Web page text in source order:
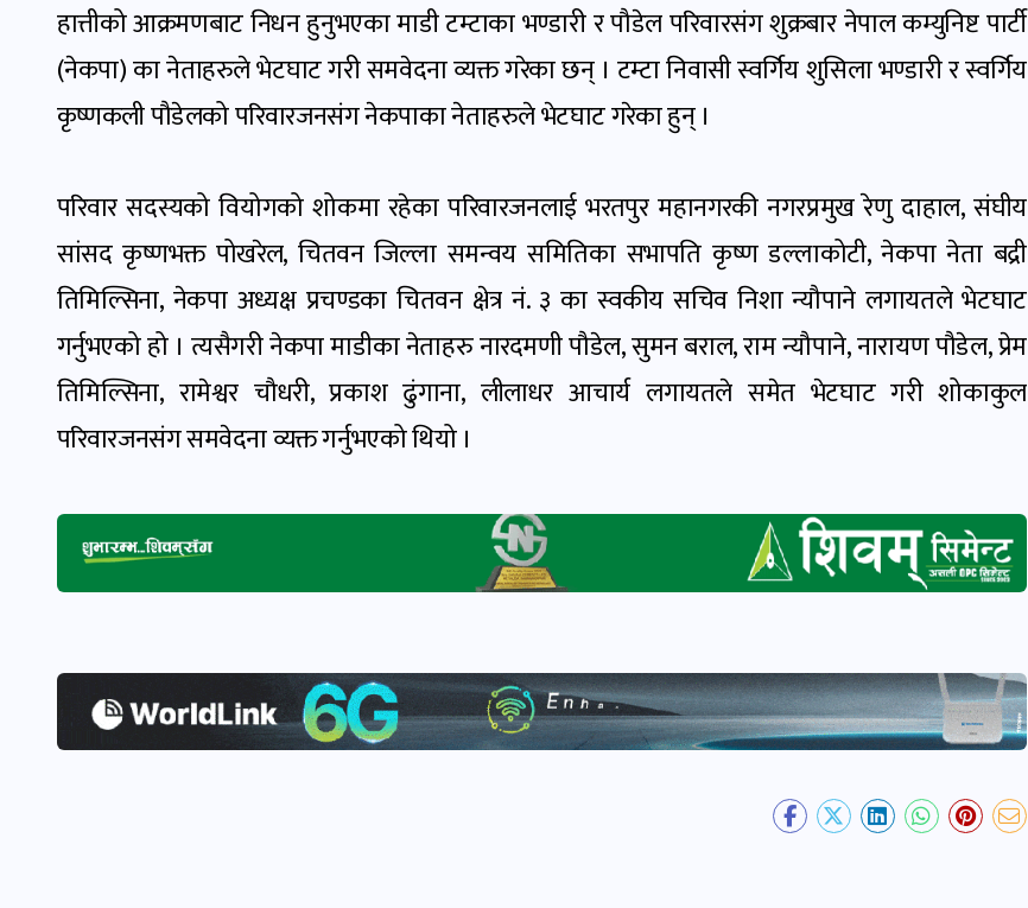
हात्तीको आक्रमणबाट निधन हुनुभएका माडी टम्टाका भण्डारी र पौडेल परिवारसंग शुक्रबार नेपाल कम्युनिष्ट पार्टी
(नेकपा) का नेताहरुले भेटघाट गरी समवेदना व्यक्त गरेका छन् । टम्टा निवासी स्वर्गिय शुसिला भण्डारी र स्वर्गिय
कृष्णकली पौडेलको परिवारजनसंग नेकपाका नेताहरुले भेटघाट गरेका हुन् ।
परिवार सदस्यको वियोगको शोकमा रहेका परिवारजनलाई भरतपुर महानगरकी नगरप्रमुख रेणु दाहाल, संघीय
सांसद कृष्णभक्त पोखरेल, चितवन जिल्ला समन्वय समितिका सभापति कृष्ण डल्लाकोटी, नेकपा नेता बद्री
तिमिल्सिना, नेकपा अध्यक्ष प्रचण्डका चितवन क्षेत्र नं. ३ का स्वकीय सचिव निशा न्यौपाने लगायतले भेटघाट
गर्नुभएको हो । त्यसैगरी नेकपा माडीका नेताहरु नारदमणी पौडेल, सुमन बराल, राम न्यौपाने, नारायण पौडेल, प्रेम
तिमिल्सिना, रामेश्वर चौधरी, प्रकाश ढुंगाना, लीलाधर आचार्य लगायतले समेत भेटघाट गरी शोकाकुल
परिवारजनसंग समवेदना व्यक्त गर्नुभएको थियो ।